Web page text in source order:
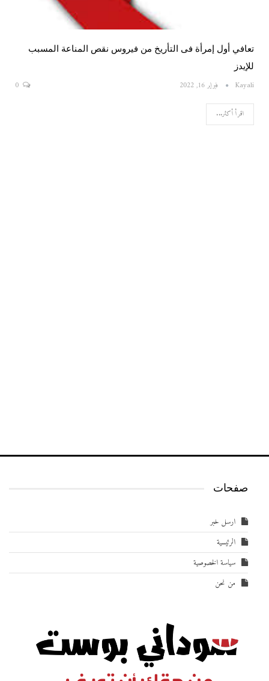
تعافي أول إمرأة فى التأريخ من فيروس نقص المناعة المسبب
للإيدز
Kayali فبراير 16, 2022
اقرأ أكثر...
صفحات
ارسل خبر
الرئيسية
سياسة الخصوصية
من نحن